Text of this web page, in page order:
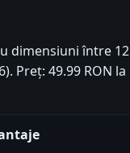
dimensiuni între 12
Preț: 49.99 RON la